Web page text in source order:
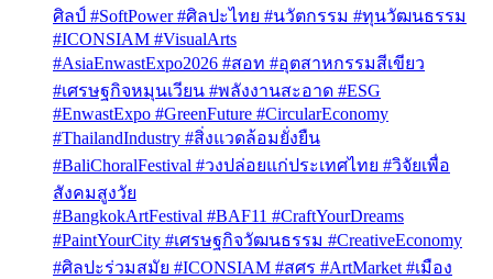
ศิลป์ #SoftPower #ศิลปะไทย #นวัตกรรม #ทุนวัฒนธรรม
#ICONSIAM #VisualArts
#AsiaEnwastExpo2026 #สอท #อุตสาหกรรมสีเขียว
#เศรษฐกิจหมุนเวียน #พลังงานสะอาด #ESG
#EnwastExpo #GreenFuture #CircularEconomy
#ThailandIndustry #สิ่งแวดล้อมยั่งยืน
#BaliChoralFestival #วงปล่อยแก่ประเทศไทย #วิจัยเพื่อ
สังคมสูงวัย
#BangkokArtFestival #BAF11 #CraftYourDreams
#PaintYourCity #เศรษฐกิจวัฒนธรรม #CreativeEconomy
#ศิลปะร่วมสมัย #ICONSIAM #สศร #ArtMarket #เมือง